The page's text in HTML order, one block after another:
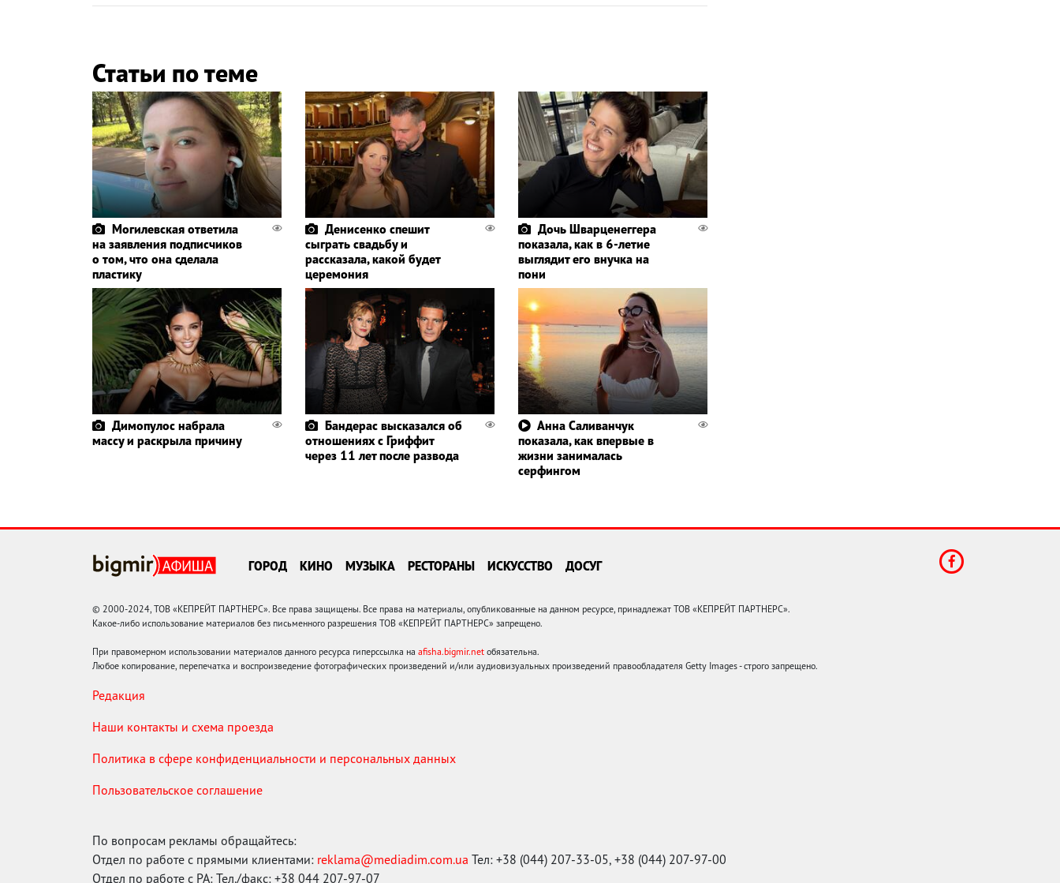
Статьи по теме
Могилевская ответила
на заявления подписчиков
о том, что она сделала
пластику
Денисенко спешит
сыграть свадьбу и
рассказала, какой будет
церемония
Дочь Шварценеггера
показала, как в 6-летие
выглядит его внучка на
пони
Димопулос набрала
массу и раскрыла причину
Бандерас высказался об
отношениях с Гриффит
через 11 лет после развода
Анна Саливанчук
показала, как впервые в
жизни занималась
серфингом
ГОРОД КИНО МУЗЫКА РЕСТОРАНЫ ИСКУССТВО ДОСУГ
© 2000-2024, ТОВ «КЕПРЕЙТ ПАРТНЕРС». Все права защищены. Все права на материалы, опубликованные на данном ресурсе, принадлежат ТОВ «КЕПРЕЙТ ПАРТНЕРС».
Какое-либо использование материалов без письменного разрешения ТОВ «КЕПРЕЙТ ПАРТНЕРС» запрещено.
При правомерном использовании материалов данного ресурса гиперссылка на afisha.bigmir.net обязательна.
Любое копирование, перепечатка и воспроизведение фотографических произведений и/или аудиовизуальных произведений правообладателя Getty Images - строго запрещено.
Редакция
Наши контакты и схема проезда
Политика в сфере конфиденциальности и персональных данных
Пользовательское соглашение
По вопросам рекламы обращайтесь:
Отдел по работе с прямыми клиентами: reklama@mediadim.com.ua Тел: +38 (044) 207-33-05, +38 (044) 207-97-00
Отдел по работе с РА: Тел./факс: +38 044 207-97-07